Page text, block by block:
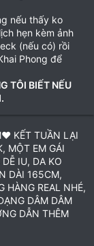
nếu thấy ko
hẹn kèm ảnh
(nếu có) rồi
Phong để
TÔI BIẾT NẾU
KẾT TUẦN LẠI
MỘT EM GÁI
IU, DA KO
DÀI 165CM,
HÀNG REAL NHÉ,
DÂM DÂM
DẪN THÊM